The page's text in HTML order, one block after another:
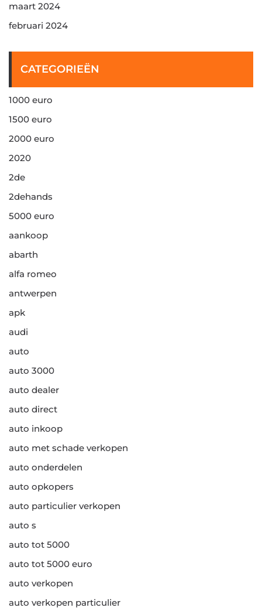
maart 2024
februari 2024
CATEGORIEËN
1000 euro
1500 euro
2000 euro
2020
2de
2dehands
5000 euro
aankoop
abarth
alfa romeo
antwerpen
apk
audi
auto
auto 3000
auto dealer
auto direct
auto inkoop
auto met schade verkopen
auto onderdelen
auto opkopers
auto particulier verkopen
auto s
auto tot 5000
auto tot 5000 euro
auto verkopen
auto verkopen particulier